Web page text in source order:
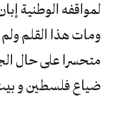
لمواقفه الوطنية
ومات هذا القلم
متحسرا على حال
ضياع فلسطين و